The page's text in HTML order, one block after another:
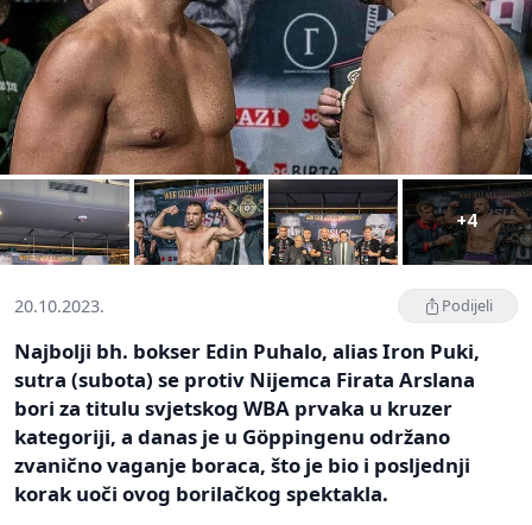
+4
20.10.2023. Podijeli
Najbolji bh. bokser Edin Puhalo, alias Iron Puki,
sutra (subota) se protiv Nijemca Firata Arslana
bori za titulu svjetskog WBA prvaka u kruzer
kategoriji, a danas je u Göppingenu održano
zvanično vaganje boraca, što je bio i posljednji
korak uoči ovog borilačkog spektakla.